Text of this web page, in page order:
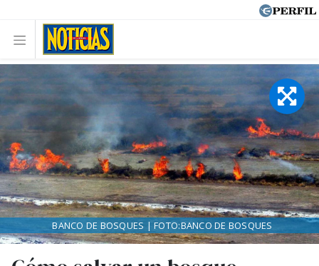
BANCO DE BOSQUES | FOTO:BANCO DE BOSQUES